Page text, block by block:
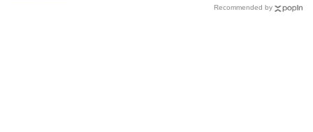
Recommended by